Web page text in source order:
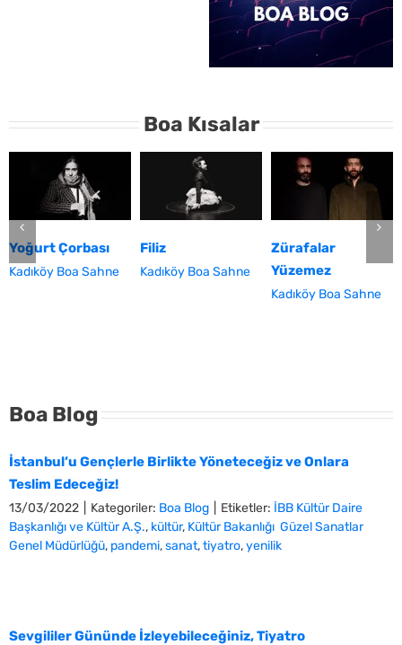
Boa Kısalar
Yoğurt Çorbası
Kadıköy Boa Sahne
Filiz
Kadıköy Boa Sahne
Zürafalar
Yüzemez
Kadıköy Boa Sahne
Boa Blog
İstanbul’u Gençlerle Birlikte Yöneteceğiz ve Onlara
Teslim Edeceğiz!
13/03/2022 Kategoriler: Boa Blog Etiketler: İBB Kültür Daire
Başkanlığı ve Kültür A.Ş., kültür, Kültür Bakanlığı Güzel Sanatlar
Genel Müdürlüğü, pandemi,sanat,tiyatro,yenilik
Sevgililer Gününde İzleyebileceğiniz, Tiyatro